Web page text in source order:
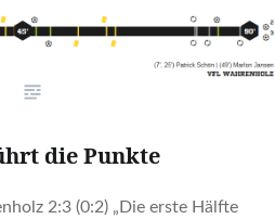
die Punkte
2:3 (0:2) „Die erste Hälfte